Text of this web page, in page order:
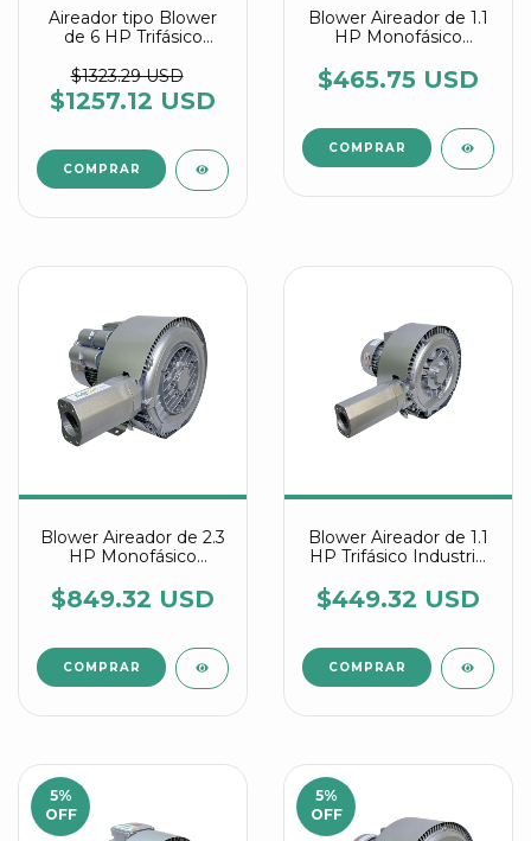
Aireador tipo Blower
de 6 HP Trifásico
7AW36
$1323.29 USD
$1257.12 USD
Blower Aireador de 1.1
HP Monofásico
referencia 2RB 220
7AW25
$465.75 USD
Blower Aireador de 2.3
HP Monofásico
referencia 2RB 420
7AV35
$849.32 USD
Blower Aireador de 1.1
HP Trifásico Industrial
2RB 220 7AW26
$449.32 USD
5%
OFF
5%
OFF